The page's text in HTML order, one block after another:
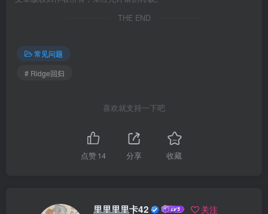
THE END
常见问题
# Ridge回归
喜欢就支持一下吧
点赞14 分享 收藏
里里里里卡42 关注